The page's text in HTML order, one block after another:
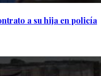
a su hija en policía